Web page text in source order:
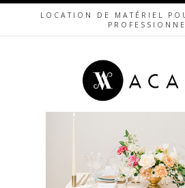
LOCATION DE MATÉRIEL